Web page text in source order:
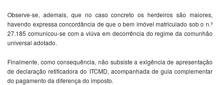
Observe-se, ademais, que no caso concreto os herdeiros são maiores,
havendo expressa concordância de que o bem imóvel matriculado sob o n.º
27.185 comunicou-se com a viúva em decorrência do regime da comunhão
universal adotado.
Finalmente, como consequência, não subsiste a exigência de apresentação
de declaração retificadora do ITCMD, acompanhada de guia complementar
do pagamento da diferença do imposto.